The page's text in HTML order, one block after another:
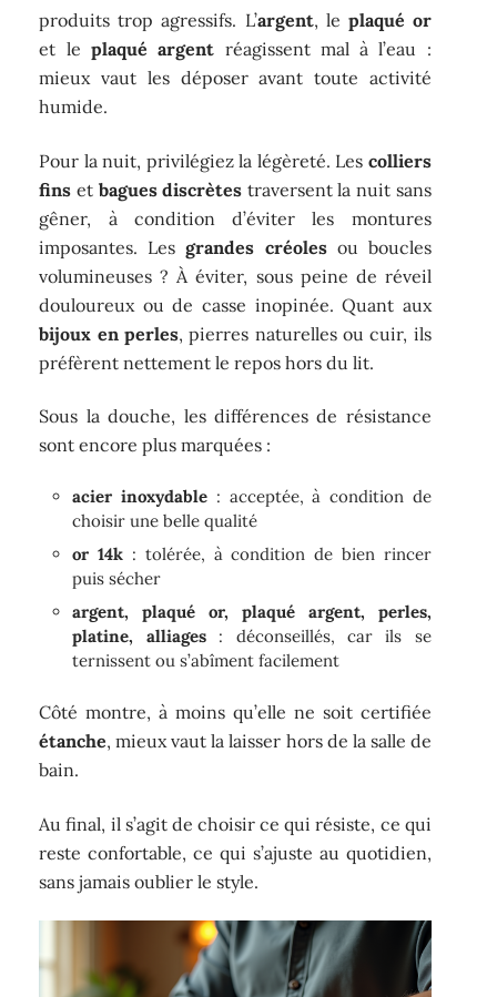
produits trop agressifs. L’argent, le plaqué or
et le plaqué argent réagissent mal à l’eau :
mieux vaut les déposer avant toute activité
humide.
Pour la nuit, privilégiez la légèreté. Les colliers
fins et bagues discrètes traversent la nuit sans
gêner, à condition d’éviter les montures
imposantes. Lesgrandes créolesou boucles
volumineuses ? À éviter, sous peine de réveil
douloureux ou de casse inopinée. Quant aux
bijoux en perles, pierres naturelles ou cuir, ils
préfèrent nettement le repos hors du lit.
Sous la douche, les différences de résistance
sont encore plus marquées :
acier inoxydable : acceptée, à condition de
choisir une belle qualité
or 14k : tolérée, à condition de bien rincer
puis sécher
argent, plaqué or, plaqué argent, perles,
platine, alliages: déconseillés, car ils se
ternissent ou s’abîment facilement
Côté montre, à moins qu’elle ne soit certifiée
étanche, mieux vaut la laisser hors de la salle de
bain.
Au final, il s’agit de choisir ce qui résiste, ce qui
reste confortable, ce qui s’ajuste au quotidien,
sans jamais oublier le style.